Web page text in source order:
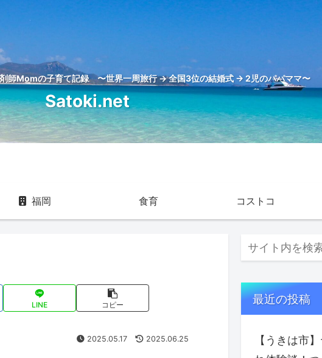
師Momの子育て記録 〜世界一周旅行 → 全国3位の結婚式 → 2児のパパママ〜
Satoki.net
福岡 食育 コストコ
LINE コピー
2025.05.17 2025.06.25
最近の投稿
【うきは市